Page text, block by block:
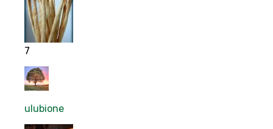
7
ulubione